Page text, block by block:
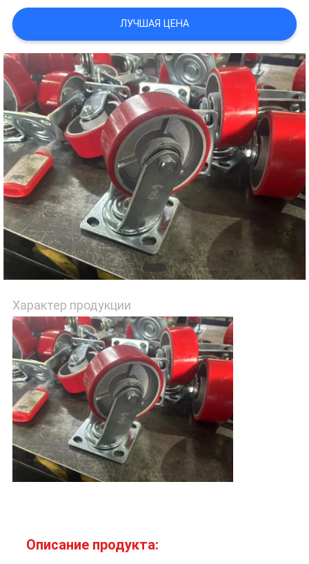
ПРОВЕРКА
КАЧЕСТВА
СВЯЖИТЕСЬ
МЫ
СПРОСИТЕ
ЦИТАТУ
КАРТА
САЙТА
PRIVACY
POLICY
ЛУЧШАЯ ЦЕНА
Характер продукции
Описание продукта: